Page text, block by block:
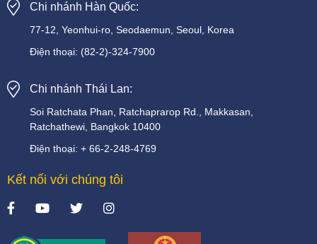
Chi nhánh Hàn Quốc:
77-12, Yeonhui-ro, Seodaemun, Seoul, Korea
Điện thoại: (82-2)-324-7900
Chi nhánh Thái Lan:
Soi Ratchata Phan, Ratchaprarop Rd.,
Makkasan,
Ratchathewi, Bangkok 10400
Điện thoại: + 66-2-248-4769
Kết nối với chúng tôi